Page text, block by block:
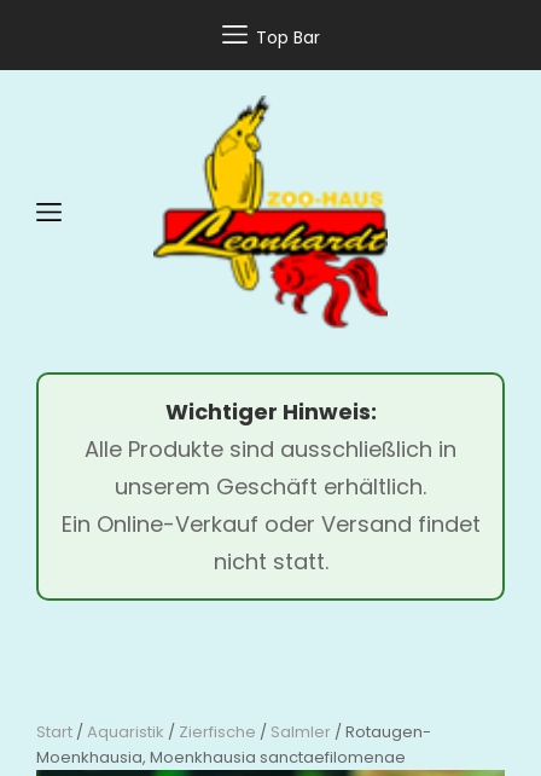
Top Bar
Wichtiger Hinweis:
Alle Produkte sind ausschließlich in
unserem Geschäft erhältlich.
Ein Online-Verkauf oder Versand findet
nicht statt.
Start /Aquaristik / Zierfische / Salmler / Rotaugen-
Moenkhausia, Moenkhausia sanctaefilomenae